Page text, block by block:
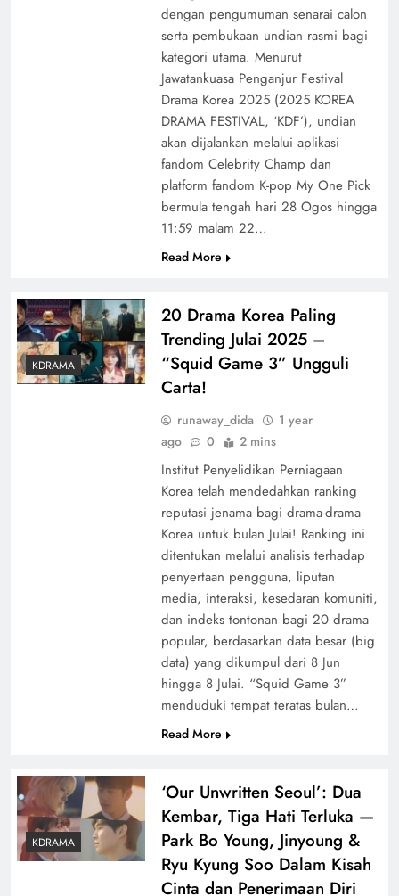
dengan pengumuman senarai calon
serta pembukaan undian rasmi bagi
kategori utama. Menurut
Jawatankuasa Penganjur Festival
Drama Korea 2025 (2025 KOREA
DRAMA FESTIVAL, ‘KDF’), undian
akan dijalankan melalui aplikasi
fandom Celebrity Champ dan
platform fandom K-pop My One Pick
bermula tengah hari 28 Ogos hingga
11:59 malam 22…
Read More
KDRAMA
20 Drama Korea Paling
Trending Julai 2025 –
“Squid Game 3” Ungguli
Carta!
runaway_dida
1 year
ago
0 2 mins
Institut Penyelidikan Perniagaan
Korea telah mendedahkan ranking
reputasi jenama bagi drama-drama
Korea untuk bulan Julai! Ranking ini
ditentukan melalui analisis terhadap
penyertaan pengguna, liputan
media, interaksi, kesedaran komuniti,
dan indeks tontonan bagi 20 drama
popular, berdasarkan data besar (big
data) yang dikumpul dari 8 Jun
hingga 8 Julai. “Squid Game 3”
menduduki tempat teratas bulan…
Read More
KDRAMA
‘Our Unwritten Seoul’: Dua
Kembar, Tiga Hati Terluka —
Park Bo Young, Jinyoung &
Ryu Kyung Soo Dalam Kisah
Cinta dan Penerimaan Diri